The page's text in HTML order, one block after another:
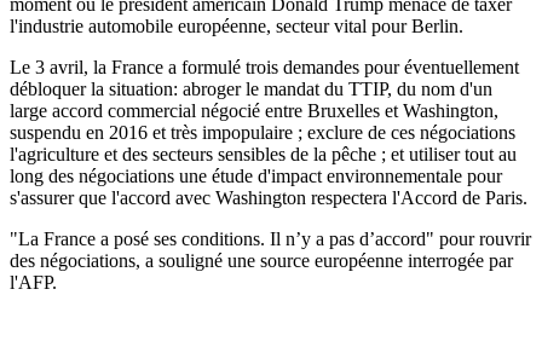
l'industrie automobile européenne, secteur vital pour Berlin.
Le 3 avril, la France a formulé trois demandes pour éventuellement
débloquer la situation: abroger le mandat du TTIP, du nom d'un
large accord commercial négocié entre Bruxelles et Washington,
suspendu en 2016 et très impopulaire ; exclure de ces négociations
l'agriculture et des secteurs sensibles de la pêche ; et utiliser tout au
long des négociations une étude d'impact environnementale pour
s'assurer que l'accord avec Washington respectera l'Accord de Paris.
"La France a posé ses conditions. Il n’y a pas d’accord" pour rouvrir
des négociations, a souligné une source européenne interrogée par
l'AFP.